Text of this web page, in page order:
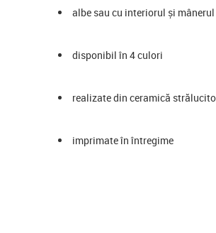
albe sau cu interiorul și
disponibil în 4 culori
realizate din ceramică
imprimate în întregime